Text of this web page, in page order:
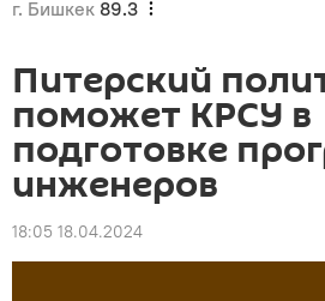
г. Бишкек 89.3
Питерский
поможет КРСУ в
подготовке
инженеров
18:05 18.04.2024